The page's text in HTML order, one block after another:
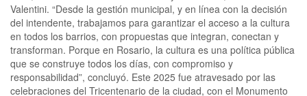
Valentini. “Desde la gestión municipal, y en línea con la decisión
del intendente, trabajamos para garantizar el acceso a la cultura
en todos los barrios, con propuestas que integran, conectan y
transforman. Porque en Rosario, la cultura es una política pública
que se construye todos los días, con compromiso y
responsabilidad”, concluyó. Este 2025 fue atravesado por las
celebraciones del Tricentenario de la ciudad, con el Monumento